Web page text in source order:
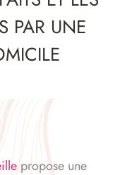
PAR UNE
propose une